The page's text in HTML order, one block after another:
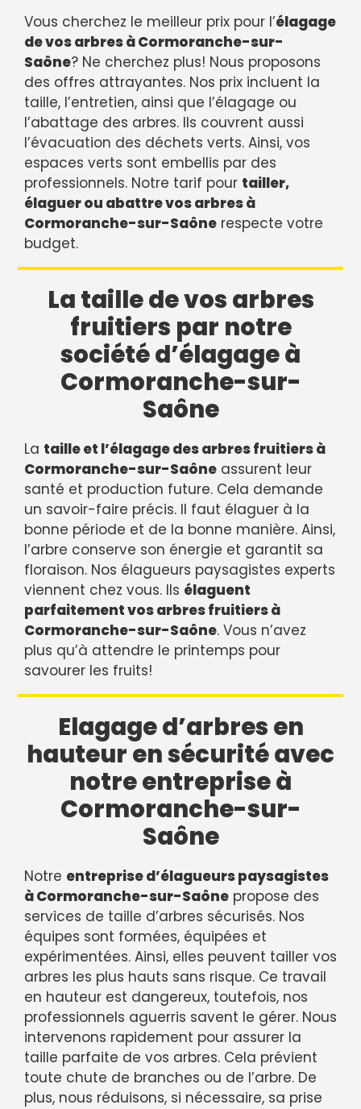
Vous cherchez le meilleur prix pour l’élagage
de vos arbres à Cormoranche-sur-
Saône? Ne cherchez plus! Nous proposons
des offres attrayantes. Nos prix incluent la
taille, l’entretien, ainsi que l’élagage ou
l’abattage des arbres. Ils couvrent aussi
l’évacuation des déchets verts. Ainsi, vos
espaces verts sont embellis par des
professionnels. Notre tarif pour tailler,
élaguer ou abattre vos arbres à
Cormoranche-sur-Saône respecte votre
budget.
La taille de vos arbres
fruitiers par notre
société d’élagage à
Cormoranche-sur-
Saône
La taille et l’élagage des arbres fruitiers à
Cormoranche-sur-Saône assurent leur
santé et production future. Cela demande
un savoir-faire précis. Il faut élaguer à la
bonne période et de la bonne manière. Ainsi,
l’arbre conserve son énergie et garantit sa
floraison. Nos élagueurs paysagistes experts
viennent chez vous. Ils élaguent
parfaitement vos arbres fruitiers à
Cormoranche-sur-Saône. Vous n’avez
plus qu’à attendre le printemps pour
savourer les fruits!
Elagage d’arbres en
hauteur en sécurité avec
notre entreprise à
Cormoranche-sur-
Saône
Notre entreprise d’élagueurs paysagistes
à Cormoranche-sur-Saône propose des
services de taille d’arbres sécurisés. Nos
équipes sont formées, équipées et
expérimentées. Ainsi, elles peuvent tailler vos
arbres les plus hauts sans risque. Ce travail
en hauteur est dangereux, toutefois, nos
professionnels aguerris savent le gérer. Nous
intervenons rapidement pour assurer la
taille parfaite de vos arbres. Cela prévient
toute chute de branches ou de l’arbre. De
plus, nous réduisons, si nécessaire, sa prise